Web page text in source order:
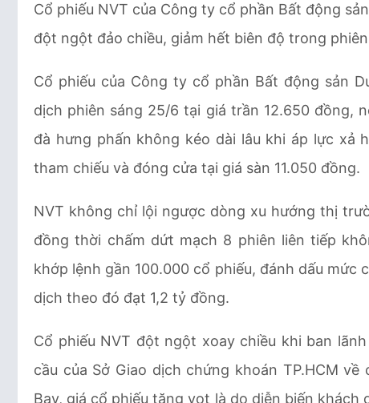
Cổ phiếu NVT của Công ty cổ phần Bất động
đột ngột đảo chiều, giảm hết biên độ trong
Cổ phiếu của Công ty cổ phần Bất động sản
dịch phiên sáng 25/6 tại giá trần 12.650 đồng,
đà hưng phấn không kéo dài lâu khi áp lực xả
tham chiếu và đóng cửa tại giá sàn 11.050 đồng.
NVT không chỉ lội ngược dòng xu hướng thị
đồng thời chấm dứt mạch 8 phiên liên tiếp
khớp lệnh gần 100.000 cổ phiếu, đánh dấu
dịch theo đó đạt 1,2 tỷ đồng.
Cổ phiếu NVT đột ngột xoay chiều khi ban
cầu của Sở Giao dịch chứng khoán TP.HCM
Bay, giá cổ phiếu tăng vọt là do diễn biến